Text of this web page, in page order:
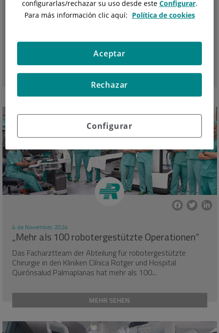
12 de Dezember, 2024
Bestbewertete Privatkliniken der Balearen
Palmaplanas sind laut dem von Merco erstellten Monitor de
Reputación Sanitaria 2024...
MEHR SEHEN
4 de November, 2024
„Mehr als 100 robotergestützte Operationen“
Das Facharztteam der Abteilung für robotergestützte
Chirurgie in den Kliniken Clínica Rotger und Hospital
Quirónsalud Palmaplanas hat mehr als 100...
MEHR SEHEN
configurarlas/rechazarsu uso desde este Configurar.
Para más información clic aquí: Política de cookies
Configurar
Rechazar
Aceptar